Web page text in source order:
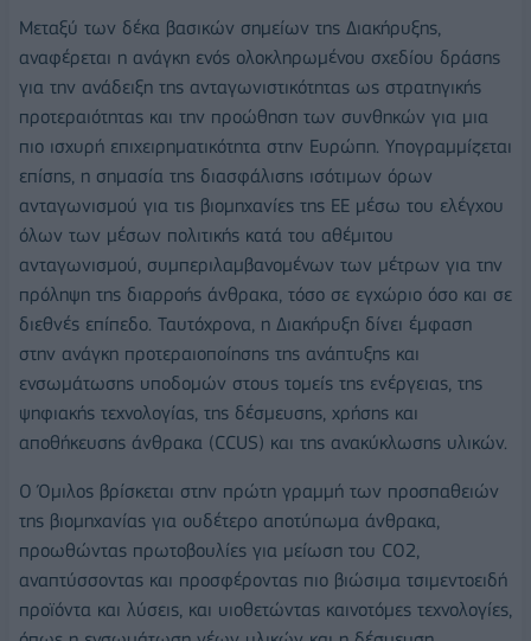
Μεταξύ των δέκα βασικών σημείων της Διακήρυξης,
αναφέρεται η ανάγκη ενός ολοκληρωμένου σχεδίου δράσης
για την ανάδειξη της ανταγωνιστικότητας ως στρατηγικής
προτεραιότητας και την προώθηση των συνθηκών για μια
πιο ισχυρή επιχειρηματικότητα στην Ευρώπη. Υπογραμμίζεται
επίσης, η σημασία της διασφάλισης ισότιμων όρων
ανταγωνισμού για τις βιομηχανίες της ΕΕ μέσω του ελέγχου
όλων των μέσων πολιτικής κατά του αθέμιτου
ανταγωνισμού, συμπεριλαμβανομένων των μέτρων για την
πρόληψη της διαρροής άνθρακα, τόσο σε εγχώριο όσο και σε
διεθνές επίπεδο. Ταυτόχρονα, η Διακήρυξη δίνει έμφαση
στην ανάγκη προτεραιοποίησης της ανάπτυξης και
ενσωμάτωσης υποδομών στους τομείς της ενέργειας, της
ψηφιακής τεχνολογίας, της δέσμευσης, χρήσης και
αποθήκευσης άνθρακα (CCUS) και της ανακύκλωσης υλικών.
Ο Όμιλος βρίσκεται στην πρώτη γραμμή των προσπαθειών
της βιομηχανίας για ουδέτερο αποτύπωμα άνθρακα,
προωθώντας πρωτοβουλίες για μείωση του CO2,
αναπτύσσοντας και προσφέροντας πιο βιώσιμα τσιμεντοειδή
προϊόντα και λύσεις, και υιοθετώντας καινοτόμες τεχνολογίες,